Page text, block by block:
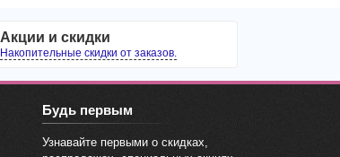
Акции и скидки
Накопительные скидки от заказов.
Будь первым
Узнавайте первыми о скидках,